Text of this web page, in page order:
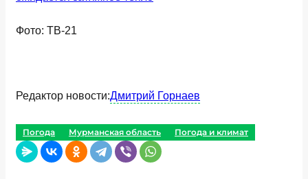
Фото: ТВ-21
Редактор новости:Дмитрий Горнаев
Погода Мурманская область Погода и климат